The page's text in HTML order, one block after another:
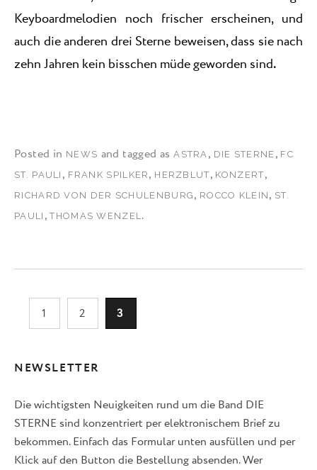
Keyboardmelodien noch frischer erscheinen, und
auch die anderen drei Sterne beweisen, dass sie nach
zehn Jahren kein bisschen müde geworden sind.
Posted in NEWS and tagged asASTRA , DIE STERNE , FC
ST. PAULI , FRANK SPILKER , HERZBLUT, KONZERT,
RICHARD VON DER SCHULENBURG , ROCCO KLEIN , ST.
PAULI ,THOMAS WENZEL .
1 2 3
NEWSLETTER
Die wichtigsten Neuigkeiten rund um die Band DIE
STERNE sind konzentriert per elektronischem Brief zu
bekommen. Einfach das Formular unten ausfüllen und per
Klick auf den Button die Bestellung absenden. Wer